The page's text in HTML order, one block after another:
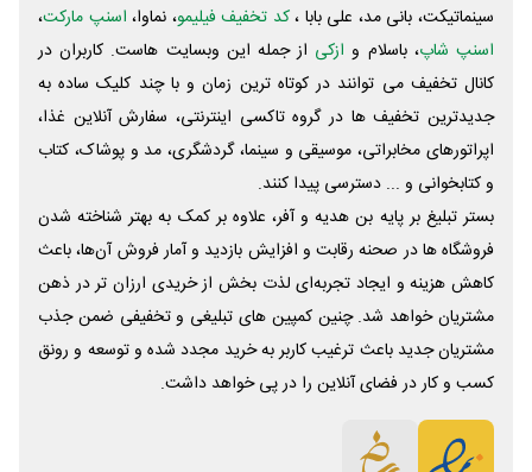
سینماتیکت، بانی مد، علی‌ بابا ،کد تخفیف فیلیمو، نماوا، اسنپ مارکت،
اسنپ شاپ، باسلام و ازکی از جمله این وبسایت ‌هاست. کاربران در
کانال تخفیف می توانند در کوتاه ترین زمان و با چند کلیک ساده به
جدیدترین تخفیف ها در گروه تاکسی اینترنتی، سفارش آنلاین غذا،
اپراتورهای مخابراتی، موسیقی و سینما، گردشگری، مد و پوشاک، کتاب
و کتابخوانی و ... دسترسی پیدا کنند.
بستر تبلیغ بر پایه بن هدیه و آفر، علاوه بر کمک به بهتر شناخته شدن
فروشگاه ها در صحنه رقابت و افزایش بازدید و آمار فروش آن‌ها، باعث
کاهش هزینه و ایجاد تجربه‌ای لذت بخش از خریدی ارزان تر در ذهن
مشتریان خواهد شد. چنین کمپین های تبلیغی و تخفیفی ضمن جذب
مشتریان جدید باعث ترغیب کاربر به خرید مجدد شده و توسعه و رونق
کسب و کار در فضای آنلاین را در پی خواهد داشت.